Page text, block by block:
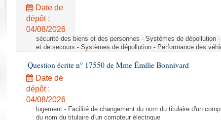
Rapports législatifs
Rapports sur l'application des lois
Baromètre de l’application des lois
Dossiers législatifs
Budget et sécurité sociale
Questions écrites et orales
Comptes rendus des débats
Date de
dépôt :
04/08/2026
sécurité des biens et des personnes - Systèmes de dépollution
et de secours - Systèmes de dépollution - Performance des
Question écrite n° 17550 de Mme Émilie Bonnivard
Date de
dépôt :
04/08/2026
logement - Facilité de changement du nom du titulaire d'un
du nom du titulaire d'un compteur électrique